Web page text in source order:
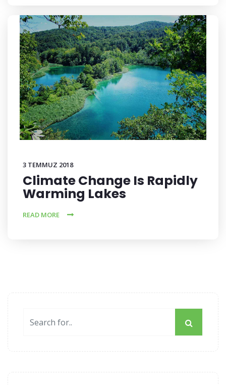
3 TEMMUZ 2018
Climate Change Is Rapidly
Warming Lakes
READ MORE